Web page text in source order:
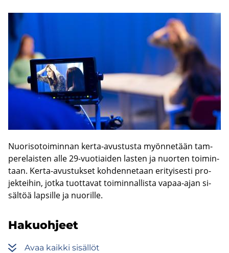
Nuo­ri­so­toi­min­nan kerta-​avustusta myön­ne­tään tam­
pe­re­lais­ten alle 29-​vuotiaiden las­ten ja nuor­ten toi­min­
taan. Kerta-​avustukset koh­den­ne­taan eri­tyi­ses­ti pro­
jek­tei­hin, jotka tuot­ta­vat toi­min­nal­lis­ta vapaa-​ajan si­
säl­töä lap­sil­le ja nuo­ril­le.
Ha­kuoh­jeet
Avaa kaik­ki si­säl­löt